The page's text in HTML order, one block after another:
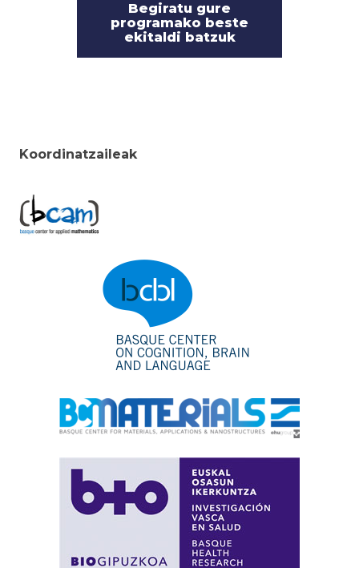
Begiratu gure
programako beste
ekitaldi batzuk
Koordinatzaileak